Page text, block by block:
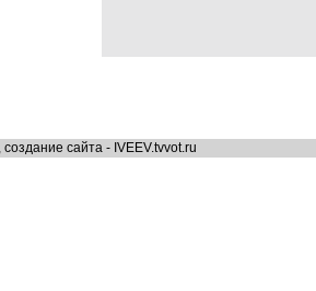
сайта - IVEEV.tvvot.ru